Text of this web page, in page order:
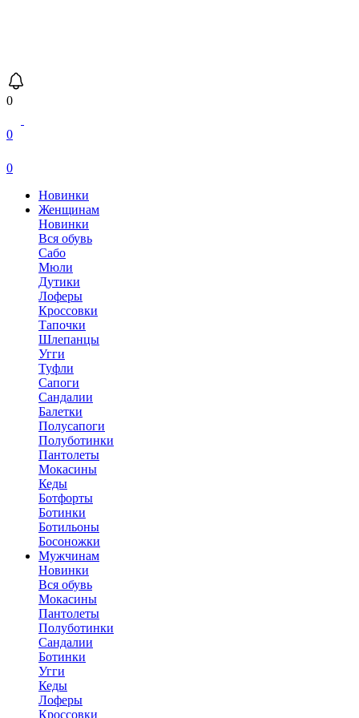
0
0
0
Новинки
Женщинам
Новинки
Вся обувь
Сабо
Мюли
Дутики
Лоферы
Кроссовки
Тапочки
Шлепанцы
Угги
Туфли
Сапоги
Сандалии
Балетки
Полусапоги
Полуботинки
Пантолеты
Мокасины
Кеды
Ботфорты
Ботинки
Ботильоны
Босоножки
Мужчинам
Новинки
Вся обувь
Мокасины
Пантолеты
Полуботинки
Сандалии
Ботинки
Угги
Кеды
Лоферы
Кроссовки